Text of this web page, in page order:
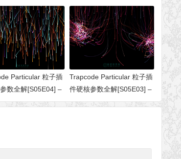
Particular 粒子插
数全解[S05E04] –
（植绒/蜂拥）
Trapcode Particular 粒子插
件硬核参数全解[S05E03] –
Meander（蜿蜒）